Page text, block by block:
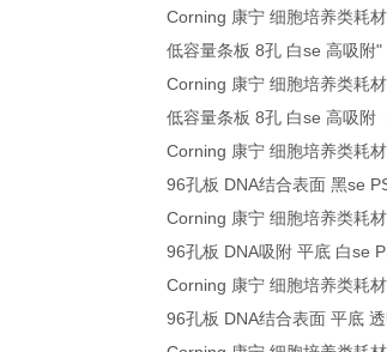
Corning 康宁 细胞培养类耗
低容量条板 8孔 白se 高吸附
Corning 康宁 细胞培养类耗
低容量条板 8孔 白se 高吸附
Corning 康宁 细胞培养类耗
96孔板 DNA结合表面 黑se
Corning 康宁 细胞培养类耗
96孔板 DNA吸附 平底 白se
Corning 康宁 细胞培养类耗
96孔板 DNA结合表面 平底